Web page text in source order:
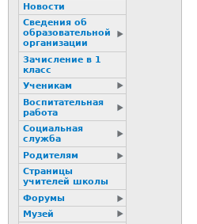
Новости
Сведения об
образовательной
организации
Зачисление в 1
класс
Ученикам
Воспитательная
работа
Социальная
служба
Родителям
Страницы
учителей школы
Форумы
Музей